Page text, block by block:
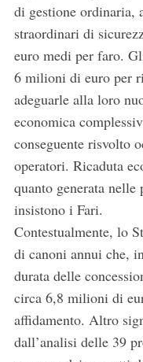
di gestione ordinaria,
straordinari di
euro medi per faro.
6 milioni di euro per
adeguarle alla loro
economica
conseguente risvolto
operatori. Ricaduta
quanto generata
insistono i Fari.
Contestualmente, lo
di canoni annui che,
durata delle
circa 6,8 milioni di
affidamento. Altro
dall’analisi delle 39